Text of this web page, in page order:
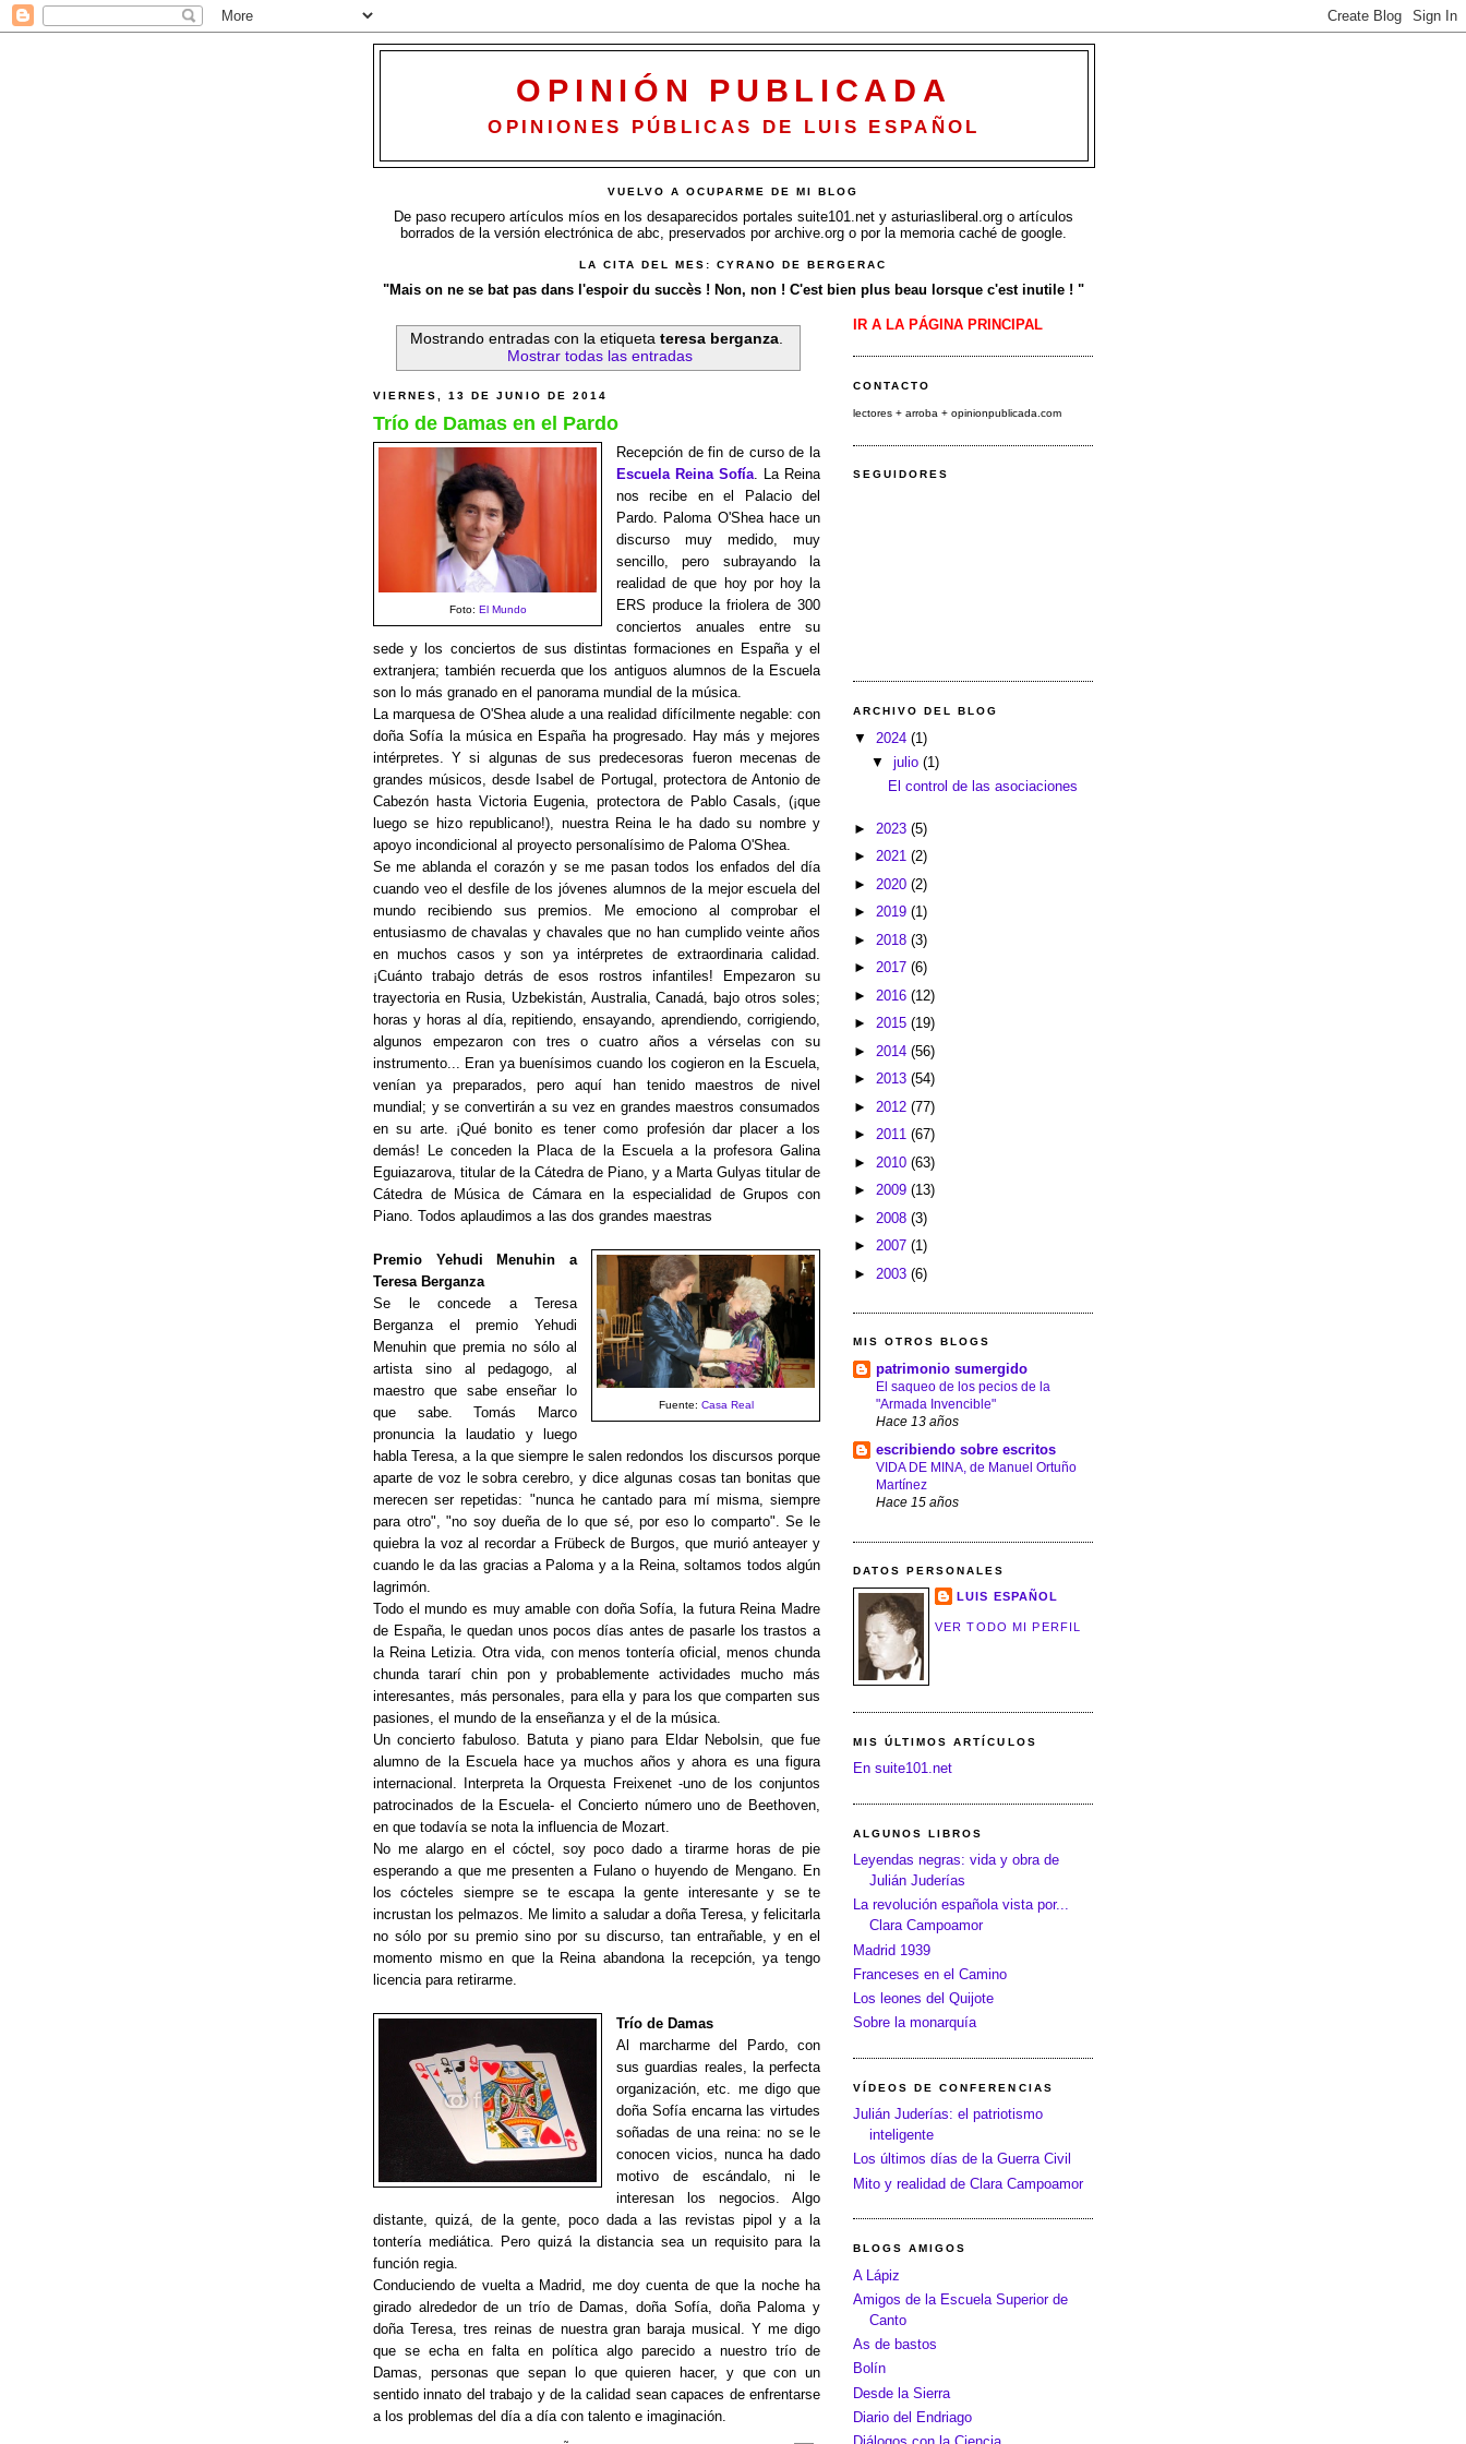
OPINIÓN PUBLICADA
OPINIONES PÚBLICAS DE LUIS ESPAÑOL
VUELVO A OCUPARME DE MI BLOG
De paso recupero artículos míos en los desaparecidos portales suite101.net y asturiasliberal.org o artículos
borrados de la versión electrónica de abc, preservados por archive.org o por la memoria caché de google.
LA CITA DEL MES: CYRANO DE BERGERAC
"Mais on ne se bat pas dans l'espoir du succès ! Non, non ! C'est bien plus beau lorsque c'est inutile ! "
Mostrando entradas con la etiqueta teresa berganza
Mostrar todas las entradas
VIERNES, 13 DE JUNIO DE 2014
Trío de Damas en el Pardo
Foto: El Mundo
Recepción de fin de curso de la
Escuela Reina Sofía. La Reina
nos recibe en el Palacio del
Pardo. Paloma O'Shea hace un
discurso muy medido, muy
sencillo, pero subrayando la
realidad de que hoy por hoy la
ERS produce la friolera de 300
conciertos anuales entre su
sede y los conciertos de sus distintas formaciones en España y el
extranjera; también recuerda que los antiguos alumnos de la Escuela
son lo más granado en el panorama mundial de la música.
La marquesa de O'Shea alude a una realidad difícilmente negable: con
doña Sofía la música en España ha progresado. Hay más y mejores
intérpretes. Y si algunas de sus predecesoras fueron mecenas de
grandes músicos, desde Isabel de Portugal, protectora de Antonio de
Cabezón hasta Victoria Eugenia, protectora de Pablo Casals, (¡que
luego se hizo republicano!), nuestra Reina le ha dado su nombre y
apoyo incondicional al proyecto personalísimo de Paloma O'Shea.
Se me ablanda el corazón y se me pasan todos los enfados del día
cuando veo el desfile de los jóvenes alumnos de la mejor escuela del
mundo recibiendo sus premios. Me emociono al comprobar el
entusiasmo de chavalas y chavales que no han cumplido veinte años
en muchos casos y son ya intérpretes de extraordinaria calidad.
¡Cuánto trabajo detrás de esos rostros infantiles! Empezaron su
trayectoria en Rusia, Uzbekistán, Australia, Canadá, bajo otros soles;
horas y horas al día, repitiendo, ensayando, aprendiendo, corrigiendo,
algunos empezaron con tres o cuatro años a vérselas con su
instrumento... Eran ya buenísimos cuando los cogieron en la Escuela,
venían ya preparados, pero aquí han tenido maestros de nivel
mundial; y se convertirán a su vez en grandes maestros consumados
en su arte. ¡Qué bonito es tener como profesión dar placer a los
demás! Le conceden la Placa de la Escuela a la profesora Galina
Eguiazarova, titular de la Cátedra de Piano, y a Marta Gulyas titular de
Cátedra de Música de Cámara en la especialidad de Grupos con
Piano. Todos aplaudimos a las dos grandes maestras
Fuente: Casa Real
Premio Yehudi Menuhin a
Teresa Berganza
Se le concede a Teresa
Berganza el premio Yehudi
Menuhin que premia no sólo al
artista sino al pedagogo, al
maestro que sabe enseñar lo
que sabe. Tomás Marco
pronuncia la laudatio y luego
habla Teresa, a la que siempre le salen redondos los discursos porque
aparte de voz le sobra cerebro, y dice algunas cosas tan bonitas que
merecen ser repetidas: "nunca he cantado para mí misma, siempre
para otro", "no soy dueña de lo que sé, por eso lo comparto". Se le
quiebra la voz al recordar a Frübeck de Burgos, que murió anteayer y
cuando le da las gracias a Paloma y a la Reina, soltamos todos algún
lagrimón.
Todo el mundo es muy amable con doña Sofía, la futura Reina Madre
de España, le quedan unos pocos días antes de pasarle los trastos a
la Reina Letizia. Otra vida, con menos tontería oficial, menos chunda
chunda tararí chin pon y probablemente actividades mucho más
interesantes, más personales, para ella y para los que comparten sus
pasiones, el mundo de la enseñanza y el de la música.
Un concierto fabuloso. Batuta y piano para Eldar Nebolsin, que fue
alumno de la Escuela hace ya muchos años y ahora es una figura
internacional. Interpreta la Orquesta Freixenet -uno de los conjuntos
patrocinados de la Escuela- el Concierto número uno de Beethoven,
en que todavía se nota la influencia de Mozart.
No me alargo en el cóctel, soy poco dado a tirarme horas de pie
esperando a que me presenten a Fulano o huyendo de Mengano. En
los cócteles siempre se te escapa la gente interesante y se te
incrustan los pelmazos. Me limito a saludar a doña Teresa, y felicitarla
no sólo por su premio sino por su discurso, tan entrañable, y en el
momento mismo en que la Reina abandona la recepción, ya tengo
licencia para retirarme.
Trío de Damas
Al marcharme del Pardo, con
sus guardias reales, la perfecta
organización, etc. me digo que
doña Sofía encarna las virtudes
soñadas de una reina: no se le
conocen vicios, nunca ha dado
motivo de escándalo, ni le
interesan los negocios. Algo
distante, quizá, de la gente, poco dada a las revistas pipol y a la
tontería mediática. Pero quizá la distancia sea un requisito para la
función regia.
Conduciendo de vuelta a Madrid, me doy cuenta de que la noche ha
girado alrededor de un trío de Damas, doña Sofía, doña Paloma y
doña Teresa, tres reinas de nuestra gran baraja musical. Y me digo
que se echa en falta en política algo parecido a nuestro trío de
Damas, personas que sepan lo que quieren hacer, y que con un
sentido innato del trabajo y de la calidad sean capaces de enfrentarse
a los problemas del día a día con talento e imaginación.
IR A LA PÁGINA PRINCIPAL
CONTACTO
lectores + arroba + opinionpublicada.com
SEGUIDORES
ARCHIVO DEL BLOG
▼ 2024 (1)
▼ julio (1)
El control de las asociaciones
► 2023 (5)
► 2021 (2)
► 2020 (2)
► 2019 (1)
► 2018 (3)
► 2017 (6)
► 2016 (12)
► 2015 (19)
► 2014 (56)
► 2013 (54)
► 2012 (77)
► 2011 (67)
► 2010 (63)
► 2009 (13)
► 2008 (3)
► 2007 (1)
► 2003 (6)
MIS OTROS BLOGS
patrimonio sumergido
El saqueo de los pecios de la
"Armada Invencible"
Hace 13 años
escribiendo sobre escritos
VIDA DE MINA, de Manuel Ortuño
Martínez
Hace 15 años
DATOS PERSONALES
LUIS ESPAÑOL
VER TODO MI PERFIL
MIS ÚLTIMOS ARTÍCULOS
En suite101.net
ALGUNOS LIBROS
Leyendas negras: vida y obra de
Julián Juderías
La revolución española vista por...
Clara Campoamor
Madrid 1939
Franceses en el Camino
Los leones del Quijote
Sobre la monarquía
VÍDEOS DE CONFERENCIAS
Julián Juderías: el patriotismo
inteligente
Los últimos días de la Guerra Civil
Mito y realidad de Clara Campoamor
BLOGS AMIGOS
A Lápiz
Amigos de la Escuela Superior de
Canto
As de bastos
Bolín
Desde la Sierra
Diario del Endriago